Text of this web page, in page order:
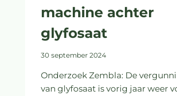
machine achter
glyfosaat
30 september 2024
Onderzoek Zembla: De
van glyfosaat is vorig jaar weer